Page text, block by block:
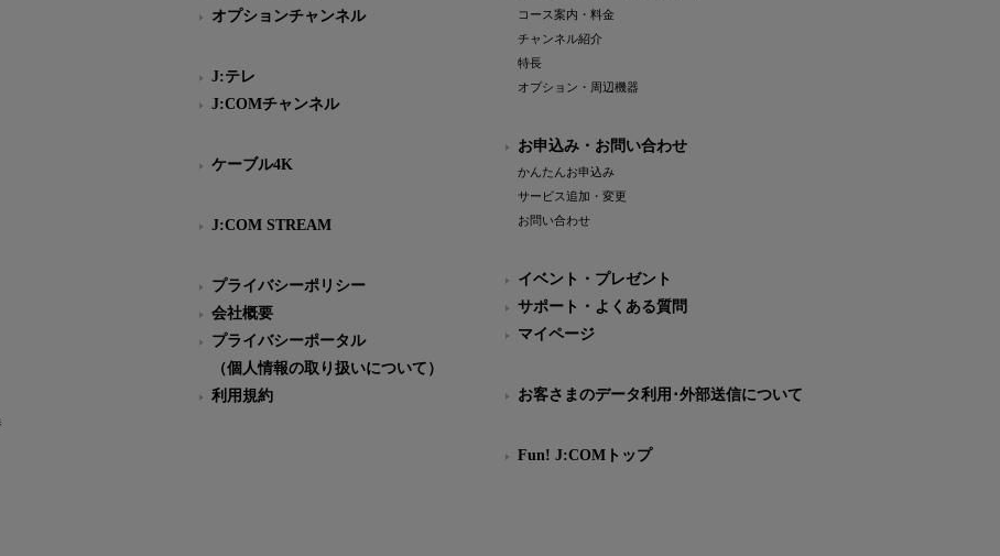
オプションチャンネル
J:テレ
J:COMチャンネル
ケーブル4K
J:COM STREAM
プライバシーポリシー
会社概要
プライバシーポータル
（個人情報の取り扱いについて）
利用規約
コース案内・料金
チャンネル紹介
特長
オプション・周辺機器
お申込み・お問い合わせ
かんたんお申込み
サービス追加・変更
お問い合わせ
イベント・プレゼント
サポート・よくある質問
マイページ
お客さまのデータ利用･外部送信について
Fun! J:COMトップ